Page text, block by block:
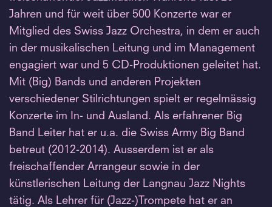
Jahren und für weit über 500 Konzerte war er
Mitglied des Swiss Jazz Orchestra, in dem er auch
in der musikalischen Leitung und im Management
engagiert war und 5 CD-Produktionen geleitet hat.
Mit (Big) Bands und anderen Projekten
verschiedener Stilrichtungen spielt er regelmässig
Konzerte im In- und Ausland. Als erfahrener Big
Band Leiter hat er u.a. die Swiss Army Big Band
betreut (2012-2014). Ausserdem ist er als
freischaffender Arrangeur sowie in der
künstlerischen Leitung der Langnau Jazz Nights
tätig. Als Lehrer für (Jazz-)Trompete hat er an